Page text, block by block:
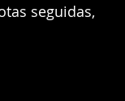
seguidas,